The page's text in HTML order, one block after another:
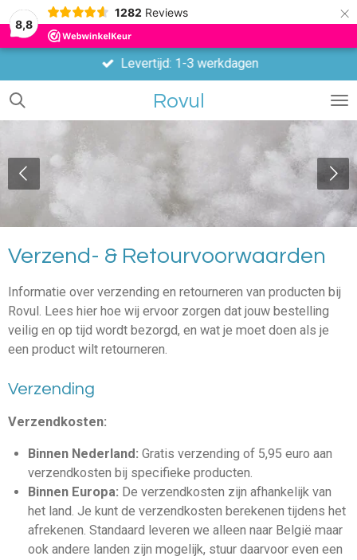
8,8
1282 Reviews ×
Rovul
Levertijd: 1-3 werkdagen
Verzend- & Retourvoorwaarden
Informatie over verzending en retourneren van producten bij
Rovul. Lees hier hoe wij ervoor zorgen dat jouw bestelling
veilig en op tijd wordt bezorgd, en wat je moet doen als je
een product wilt retourneren.
Verzending
Verzendkosten:
Binnen Nederland: Gratis verzending of 5,95 euro aan
verzendkosten bij specifieke producten.
Binnen Europa: De verzendkosten zijn afhankelijk van
het land. Je kunt de verzendkosten berekenen tijdens het
afrekenen. Standaard leveren we alleen naar België maar
ook andere landen zijn mogelijk, stuur daarvoor even een